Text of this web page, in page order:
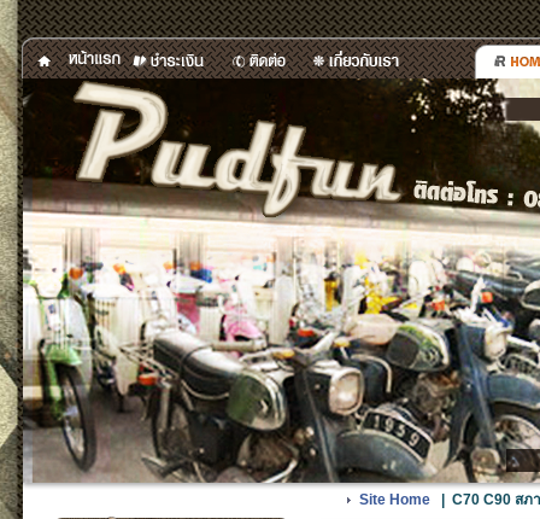
Site Home| C70 C90 สภ